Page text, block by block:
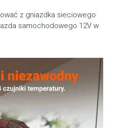
z gniazdka sieciowego
samochodowego 12V w